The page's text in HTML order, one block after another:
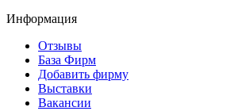
Информация
Отзывы
База Фирм
Добавить фирму
Выставки
Вакансии